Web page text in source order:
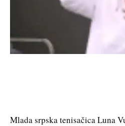
Mlada srpska tenisačica Luna